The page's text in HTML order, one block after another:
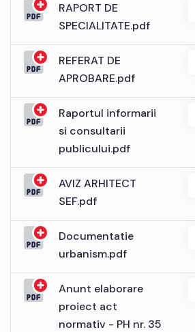
RAPORT DE
SPECIALITATE.pdf
REFERAT DE
APROBARE.pdf
Raportul informarii
si consultarii
publicului.pdf
AVIZ ARHITECT
SEF.pdf
Documentatie
urbanism.pdf
Anunt elaborare
proiect act
normativ - PH nr. 35